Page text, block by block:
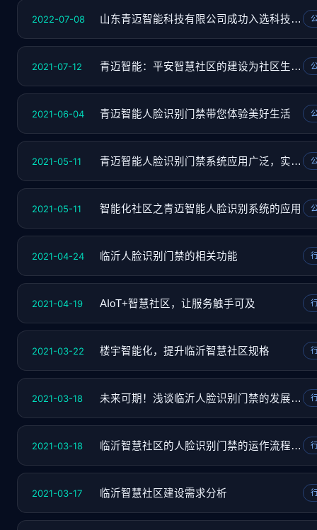
2022-07-08 山东青迈智能科技有限公司成功入选科技型中小
2021-07-12 青迈智能：平安智慧社区的建设为社区生活提供
2021-06-04 青迈智能人脸识别门禁带您体验美好生活
2021-05-11 青迈智能人脸识别门禁系统应用广泛，实现智慧
2021-05-11 智能化社区之青迈智能人脸识别系统的应用
2021-04-24 临沂人脸识别门禁的相关功能
2021-04-19 AIoT+智慧社区，让服务触手可及
2021-03-22 楼宇智能化，提升临沂智慧社区规格
2021-03-18 未来可期！浅谈临沂人脸识别门禁的发展趋势
2021-03-18 临沂智慧社区的人脸识别门禁的运作流程是什么
2021-03-17 临沂智慧社区建设需求分析